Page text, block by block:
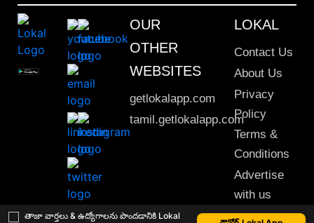
తాజా వార్తలు & ఉద్యోగాలను పొందడానికి Lokal
OUR
OTHER
WEBSITES
getlokalapp.com
tamil.getlokalapp.com
LOKAL
Contact Us
About Us
Privacy
Policy
Terms &
Conditions
Advertise
with us
Sitemap